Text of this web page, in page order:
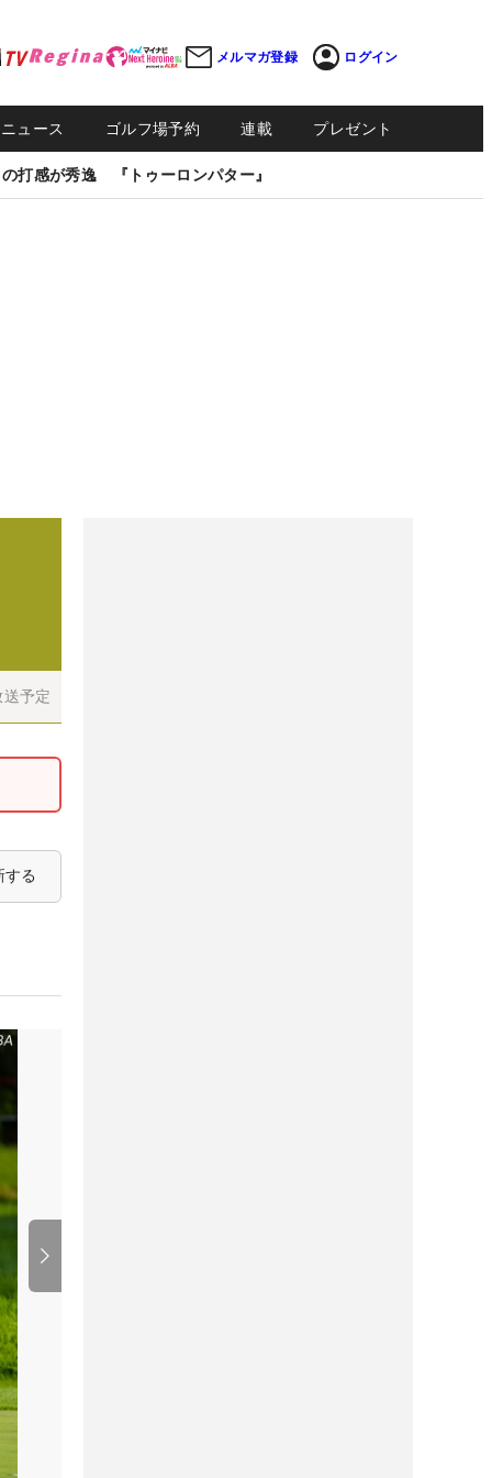
メルマガ登録 ログイン
ュース ゴルフ場予約 連載 プレゼント
打感が秀逸 『トゥーロンパター』
予定
する